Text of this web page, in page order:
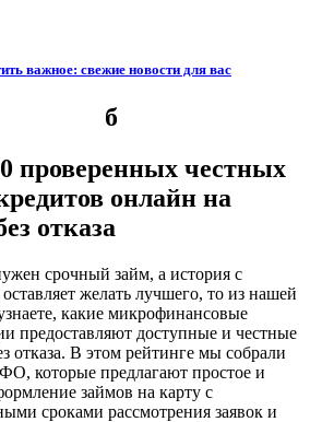
важное: свежие новости для вас
б
проверенных честных
онлайн на
отказа
срочный займ, а история с
желать лучшего, то из нашей
какие микрофинансовые
предоставляют доступные и честные
отказа. В этом рейтинге мы собрали
которые предлагают простое и
займов на карту с
сроками рассмотрения заявок и